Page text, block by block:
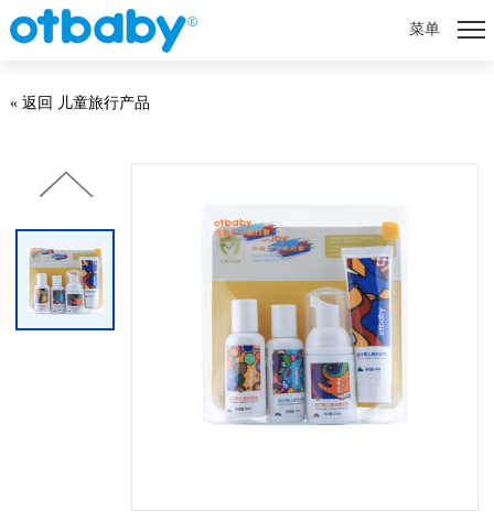
菜单
« 返回 儿童旅行产品